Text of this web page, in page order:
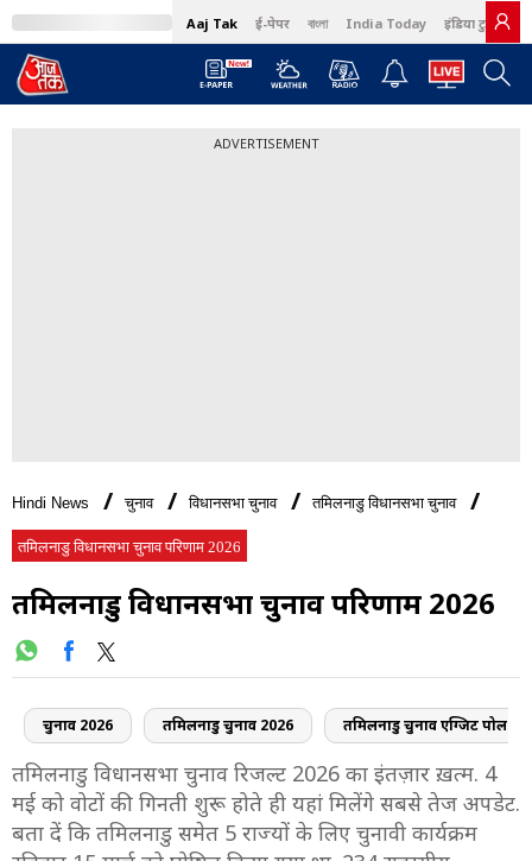
Aaj Tak ई-पेपर বাংলা India Today इंडिया टुडे हिंदी
ADVERTISEMENT
Hindi News चुनाव विधानसभा चुनाव तमिलनाडु विधानसभा चुनाव
तमिलनाडु विधानसभा चुनाव परिणाम 2026
तमिलनाडु विधानसभा चुनाव परिणाम 2026
चुनाव 2026 तमिलनाडु चुनाव 2026 तमिलनाडु चुनाव एग्जिट पोल
तमिलनाडु विधानसभा चुनाव रिजल्ट 2026 का इंतज़ार ख़त्म. 4
मई को वोटों की गिनती शुरू होते ही यहां मिलेंगे सबसे तेज अपडेट.
बता दें कि तमिलनाडु समेत 5 राज्यों के लिए चुनावी कार्यक्रम